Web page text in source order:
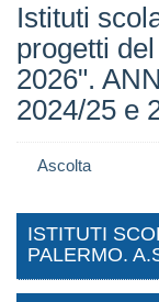
Istituti
progetti
2026".
2024/25 e
Ascolta
ISTITUTI
PALERMO.